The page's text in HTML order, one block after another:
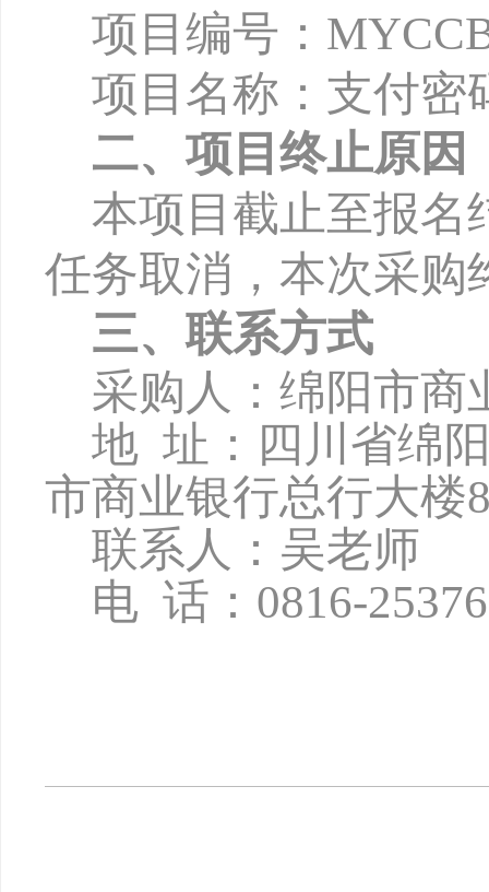
项目编号：
项目名称：支付密
二、项目终止原因
本项目截止至报名
任务取消，本次采购
三、联系方式
采购人：绵阳市商
地 址：四川省绵
市商业银行总行大楼
联系人：吴老师
电 话： 0816-